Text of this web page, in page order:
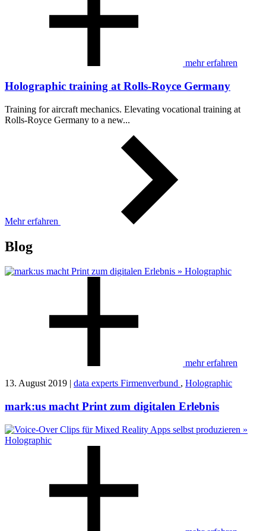
mehr erfahren
Holographic training at Rolls-Royce Germany
Training for aircraft mechanics. Elevating vocational training at
Rolls-Royce Germany to a new...
Mehr erfahren
Blog
mehr erfahren
13. August 2019 | data experts Firmenverbund , Holographic
mark:us macht Print zum digitalen Erlebnis